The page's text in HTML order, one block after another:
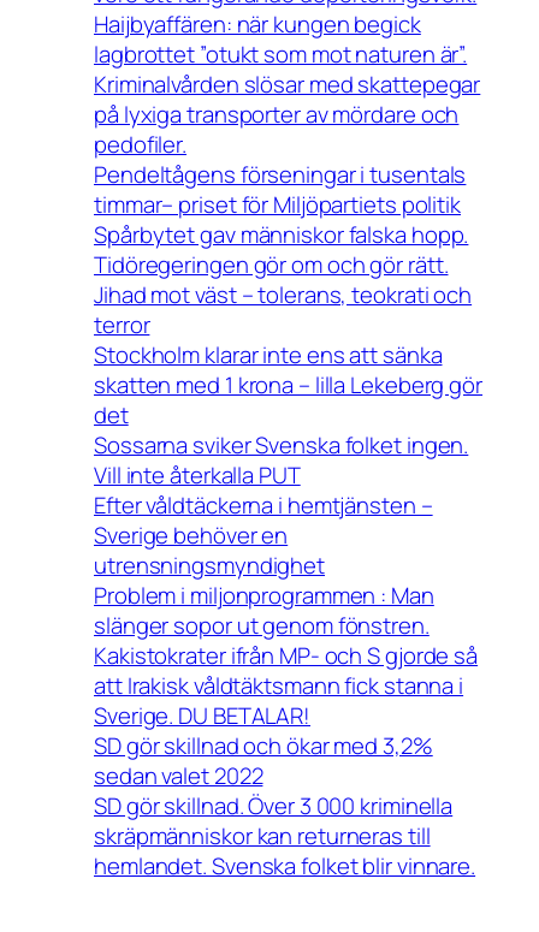
Haijbyaffären: när kungen begick
lagbrottet ”otukt som mot naturen är”.
Kriminalvården slösar med skattepegar
på lyxiga transporter av mördare och
pedofiler.
Pendeltågens förseningar i tusentals
timmar– priset för Miljöpartiets politik
Spårbytet gav människor falska hopp.
Tidöregeringen gör om och gör rätt.
Jihad mot väst – tolerans, teokrati och
terror
Stockholm klarar inte ens att sänka
skatten med 1 krona – lilla Lekeberg gör
det
Sossarna sviker Svenska folket ingen.
Vill inte återkalla PUT
Efter våldtäckerna i hemtjänsten –
Sverige behöver en
utrensningsmyndighet
Problem i miljonprogrammen : Man
slänger sopor ut genom fönstren.
Kakistokrater ifrån MP- och S gjorde så
att Irakisk våldtäktsmann fick stanna i
Sverige. DU BETALAR!
SD gör skillnad och ökar med 3,2%
sedan valet 2022
SD gör skillnad. Över 3 000 kriminella
skräpmänniskor kan returneras till
hemlandet. Svenska folket blir vinnare.